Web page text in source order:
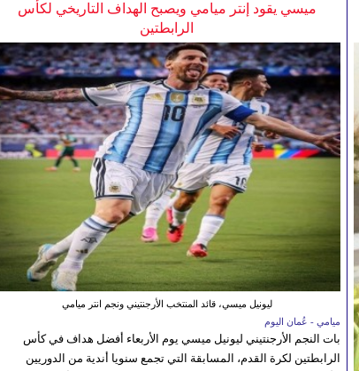
ميسي يقود إنتر ميامي ويصبح الهداف التاريخي لكأس
الرابطتين
ليونيل ميسي، قائد المنتخب الأرجنتيني ونجم انتر ميامي
ميامي - عُمان اليوم
بات النجم الأرجنتيني ليونيل ميسي يوم الأربعاء أفضل هداف في كأس
الرابطتين لكرة القدم، المسابقة التي تجمع سنويا أندية من الدوريين